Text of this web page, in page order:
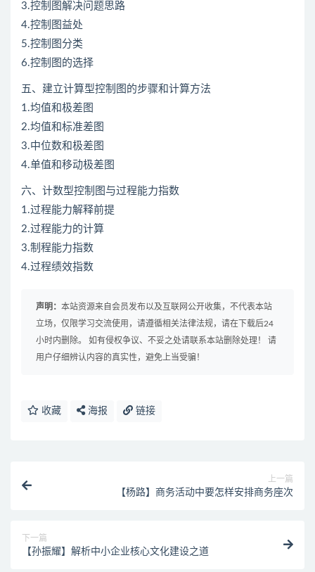
3.控制图解决问题思路
4.控制图益处
5.控制图分类
6.控制图的选择
五、建立计算型控制图的步骤和计算方法
1.均值和极差图
2.均值和标准差图
3.中位数和极差图
4.单值和移动极差图
六、计数型控制图与过程能力指数
1.过程能力解释前提
2.过程能力的计算
3.制程能力指数
4.过程绩效指数
声明： 本站资源来自会员发布以及互联网公开收集，不代表本站
立场，仅限学习交流使用，请遵循相关法律法规，请在下载后24
小时内删除。 如有侵权争议、不妥之处请联系本站删除处理！ 请
用户仔细辨认内容的真实性，避免上当受骗！
收藏 海报 链接
上一篇
【杨路】商务活动中要怎样安排商务座次
下一篇
【孙振耀】解析中小企业核心文化建设之道